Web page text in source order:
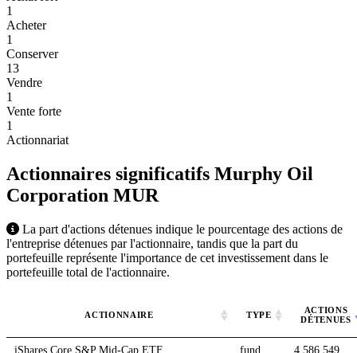
1
Acheter
1
Conserver
13
Vendre
1
Vente forte
1
Actionnariat
Actionnaires significatifs Murphy Oil
Corporation MUR
La part d'actions détenues indique le pourcentage des actions de
l'entreprise détenues par l'actionnaire, tandis que la part du
portefeuille représente l'importance de cet investissement dans le
portefeuille total de l'actionnaire.
ACTIONNAIRE TYPE
ACTIONS
DÉTENUES
iShares Core S&P Mid-Cap ETF fund 4 586 549